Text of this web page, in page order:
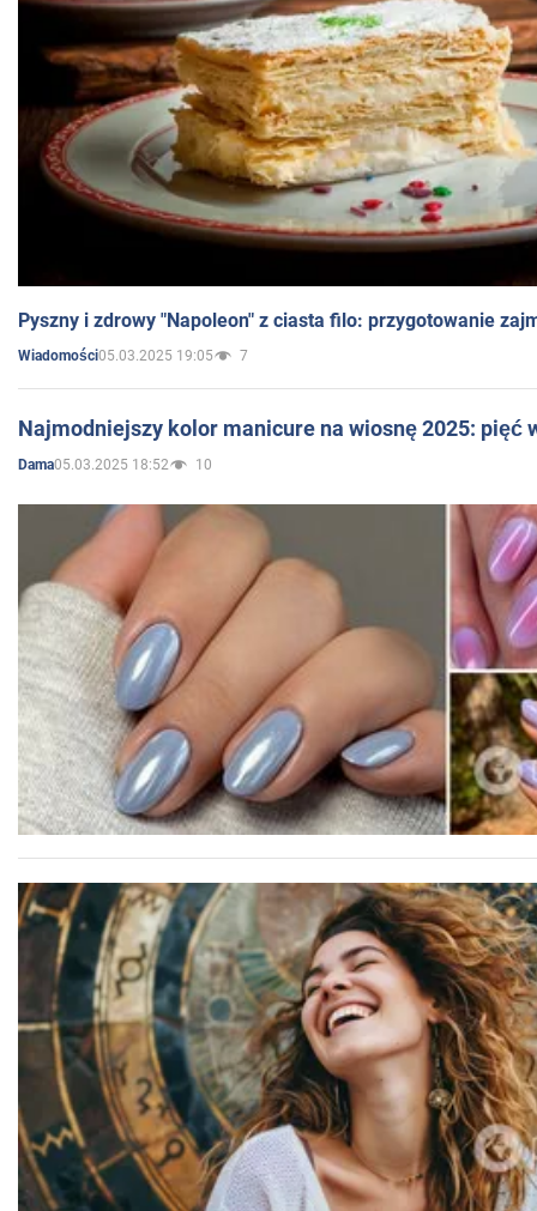
Pyszny i zdrowy "Napoleon" z ciasta filo: przygotowanie
Wiadomości05.03.2025 19:05 7
Najmodniejszy kolor manicure na wiosnę 2025: pięć
Dama05.03.2025 18:52 10